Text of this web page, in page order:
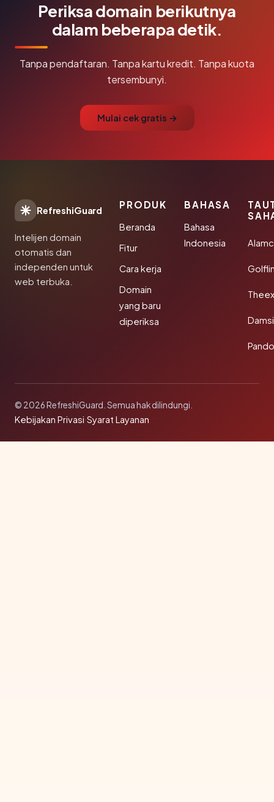
Periksa domain berikutnya
dalam beberapa detik.
Tanpa pendaftaran. Tanpa kartu kredit. Tanpa kuota
tersembunyi.
Mulai cek gratis →
RefreshiGuard
Intelijen domain
otomatis dan
independen untuk
web terbuka.
PRODUK
Beranda
Fitur
Cara kerja
Domain
yang baru
diperiksa
BAHASA
Bahasa
Indonesia
© 2026 RefreshiGuard. Semua hak dilindungi.
Kebijakan Privasi·Syarat Layanan